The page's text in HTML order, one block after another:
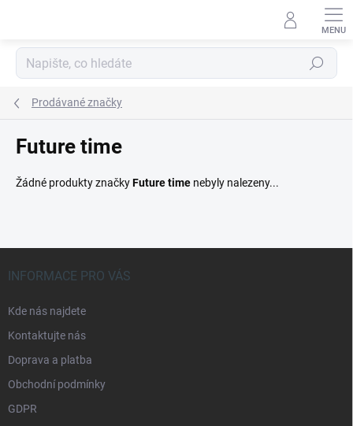
Hledat
Prodávané značky
Future time
Žádné produkty značkyFuture time nebyly nalezeny...
INFORMACE PRO VÁS
Kde nás najdete
Kontaktujte nás
Doprava a platba
Obchodní podmínky
GDPR